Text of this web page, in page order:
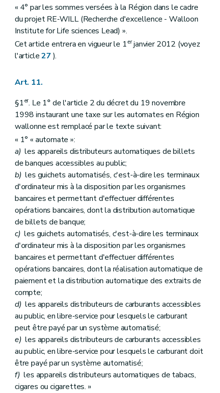
« 4° par les sommes versées à la Région dans le cadre
du projet RE-WILL (Recherche d'excellence - Walloon
Institute for Life sciences Lead) ».
Cet article entrera en vigueur le 1erjanvier 2012 (voyez
l'article27 ).
Art. 11.
§1er. Le 1° de l'article 2 du décret du 19 novembre
1998 instaurant une taxe sur les automates en Région
wallonne est remplacé par le texte suivant:
« 1° « automate »:
a) les appareils distributeurs automatiques de billets
de banques accessibles au public;
b) les guichets automatisés, c'est-à-dire les terminaux
d'ordinateur mis à la disposition par les organismes
bancaires et permettant d'effectuer différentes
opérations bancaires, dont la distribution automatique
de billets de banque;
c) les guichets automatisés, c'est-à-dire les terminaux
d'ordinateur mis à la disposition par les organismes
bancaires et permettant d'effectuer différentes
opérations bancaires, dont la réalisation automatique de
paiement et la distribution automatique des extraits de
compte;
d) les appareils distributeurs de carburants accessibles
au public, en libre-service pour lesquels le carburant
peut être payé par un système automatisé;
e) les appareils distributeurs de carburants accessibles
au public, en libre-service pour lesquels le carburant doit
être payé par un système automatisé;
f) les appareils distributeurs automatiques de tabacs,
cigares ou cigarettes. »